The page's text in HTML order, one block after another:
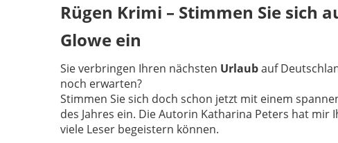
Rügen Krimi – Stimmen Sie sich
Glowe ein
Sie verbringen Ihren nächsten Urlaubauf
noch erwarten?
Stimmen Sie sich doch schon jetzt mit einem
des Jahres ein. Die Autorin Katharina Peters hat
viele Leser begeistern können.